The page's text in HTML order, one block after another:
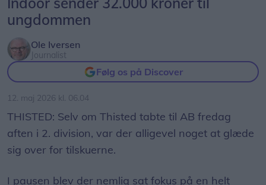
ungdommen
Ole Iversen
Journalist
Følg os på Discover
12. maj 2026 kl. 06.04
THISTED: Selv om Thisted tabte til AB fredag
aften i 2. division, var der alligevel noget at glæde
sig over for tilskuerne.
I pausen blev der nemlig sat fokus på en helt